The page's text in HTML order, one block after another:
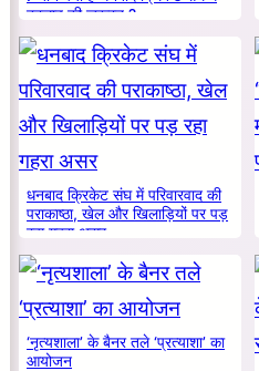
बदलाव की जरूरत ?
धनबाद क्रिकेट संघ में परिवारवाद की
पराकाष्ठा, खेल और खिलाड़ियों पर पड़
रहा गहरा असर
‘नृत्यशाला’ के बैनर तले ‘प्रत्याशा’ का
आयोजन